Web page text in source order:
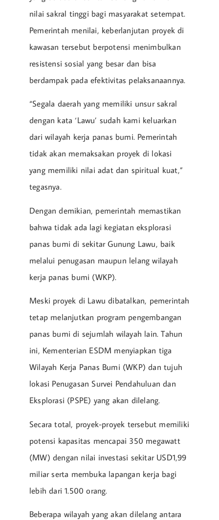
nilai sakral tinggi bagi masyarakat setempat.
Pemerintah menilai, keberlanjutan proyek di
kawasan tersebut berpotensi menimbulkan
resistensi sosial yang besar dan bisa
berdampak pada efektivitas pelaksanaannya.
“Segala daerah yang memiliki unsur sakral
dengan kata ‘Lawu’ sudah kami keluarkan
dari wilayah kerja panas bumi. Pemerintah
tidak akan memaksakan proyek di lokasi
yang memiliki nilai adat dan spiritual kuat,”
tegasnya.
Dengan demikian, pemerintah memastikan
bahwa tidak ada lagi kegiatan eksplorasi
panas bumi di sekitar Gunung Lawu, baik
melalui penugasan maupun lelang wilayah
kerja panas bumi (WKP).
Meski proyek di Lawu dibatalkan, pemerintah
tetap melanjutkan program pengembangan
panas bumi di sejumlah wilayah lain. Tahun
ini, Kementerian ESDM menyiapkan tiga
Wilayah Kerja Panas Bumi (WKP) dan tujuh
lokasi Penugasan Survei Pendahuluan dan
Eksplorasi (PSPE) yang akan dilelang.
Secara total, proyek-proyek tersebut memiliki
potensi kapasitas mencapai 350 megawatt
(MW) dengan nilai investasi sekitar USD1,99
miliar serta membuka lapangan kerja bagi
lebih dari 1.500 orang.
Beberapa wilayah yang akan dilelang antara